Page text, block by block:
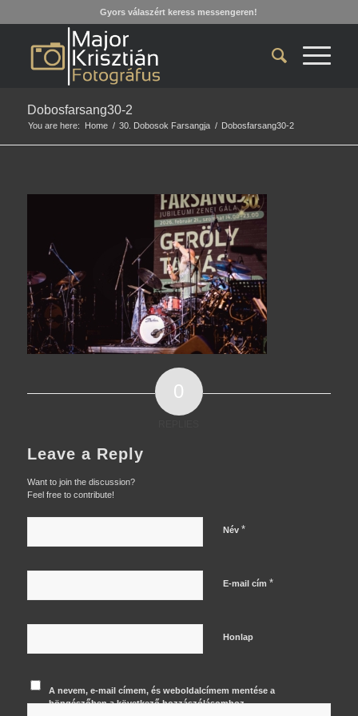
Gyors válaszért keress messengeren!
Dobosfarsang30-2
You are here: Home / 30. Dobosok Farsangja / Dobosfarsang30-2
0
Leave a Reply
Want to join the discussion?
Feel free to contribute!
Név *
E-mail cím *
Honlap
A nevem, e-mail címem, és weboldalcímem mentése a
böngészőben a következő hozzászólásomhoz.